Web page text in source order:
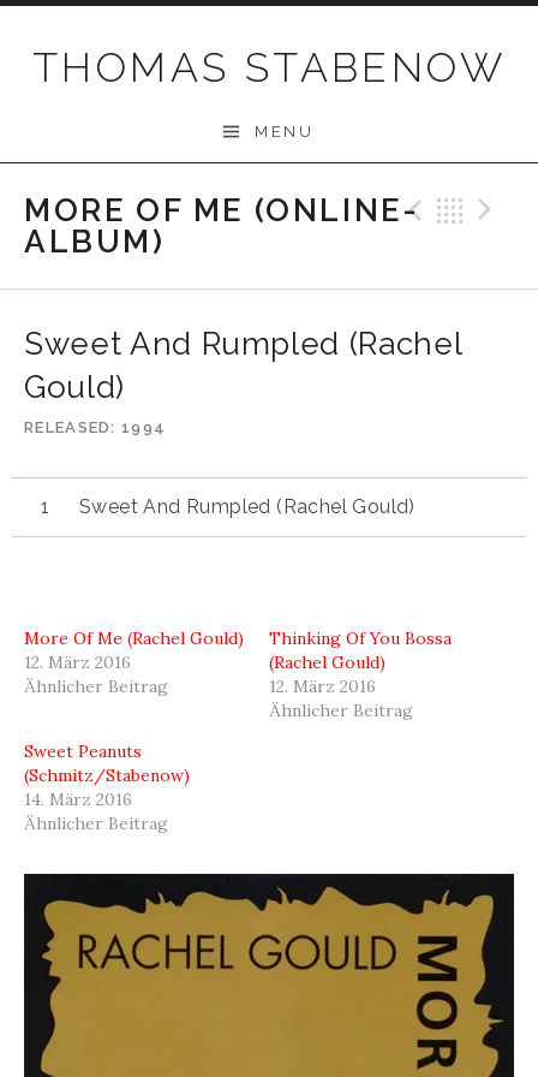
THOMAS STABENOW
MENU
MORE OF ME (ONLINE-
ALBUM)
Sweet And Rumpled (Rachel
Gould)
RELEASED 1994
Sweet And Rumpled (Rachel Gould)
More Of Me (Rachel Gould)
12. März 2016
Ähnlicher Beitrag
Thinking Of You Bossa
(Rachel Gould)
12. März 2016
Ähnlicher Beitrag
Sweet Peanuts
(Schmitz/Stabenow)
14. März 2016
Ähnlicher Beitrag